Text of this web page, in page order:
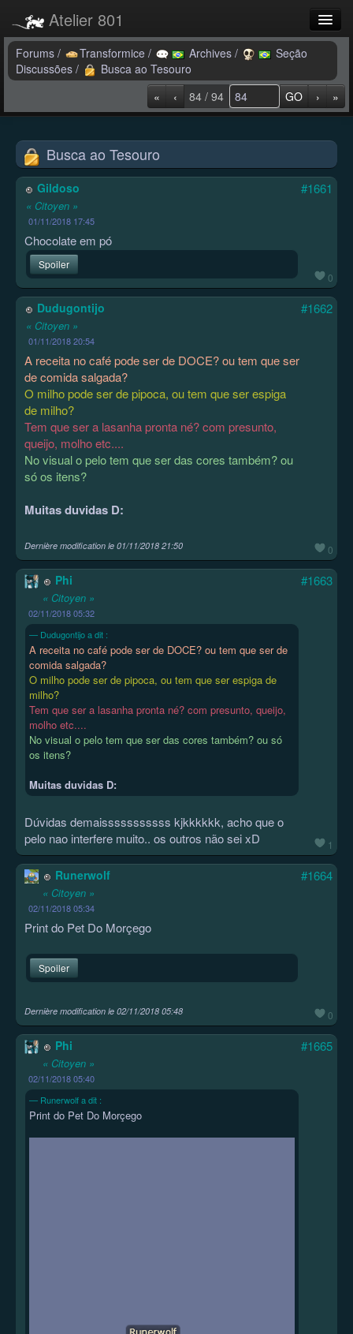
Atelier 801
Forums
Dev Tracker
Connexion
Langue
Forums / Transformice / Archives /
Seção
Discussões /
Busca ao Tesouro
«
‹ 84 / 94 GO › »
Busca ao Tesouro
Gildoso
« Citoyen »
01/11/2018 17:45
#1661
0
Chocolate em pó
Spoiler
Dudugontijo
« Citoyen »
01/11/2018 20:54
#1662
0
A receita no café pode ser de DOCE? ou tem que ser
de comida salgada?
O milho pode ser de pipoca, ou tem que ser espiga
de milho?
Tem que ser a lasanha pronta né? com presunto,
queijo, molho etc....
No visual o pelo tem que ser das cores também? ou
só os itens?
Muitas duvidas D:
Dernière modification le 01/11/2018 21:50
Phi
« Citoyen »
02/11/2018 05:32
#1663
1
Dudugontijo a dit :
A receita no café pode ser de DOCE? ou tem que ser de
comida salgada?
O milho pode ser de pipoca, ou tem que ser espiga de
milho?
Tem que ser a lasanha pronta né? com presunto, queijo,
molho etc....
No visual o pelo tem que ser das cores também? ou só
os itens?
Muitas duvidas D:
Dúvidas demaisssssssssss kjkkkkkk, acho que o
pelo nao interfere muito.. os outros não sei xD
Runerwolf
« Citoyen »
02/11/2018 05:34
#1664
0
Print do Pet Do Morçego
Spoiler
Dernière modification le 02/11/2018 05:48
Phi
« Citoyen »
02/11/2018 05:40
#1665
Runerwolf a dit :
Print do Pet Do Morçego